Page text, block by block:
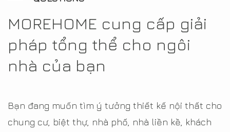
MOREHOME cung cấp giải
pháp tổng thể cho ngôi
nhà của bạn
Bạn đang muốn tìm ý tưởng thiết kế nội thất cho
chung cư, biệt thự, nhà phố, nhà liền kề, khách